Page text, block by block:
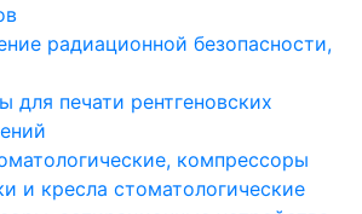
радиационной безопасности,
для печати рентгеновских
компрессоры
и кресла стоматологические